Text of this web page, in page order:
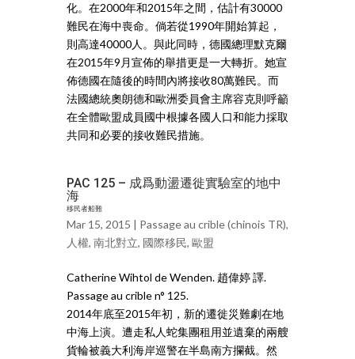
化。在2000年和2015年之間，估計有30000
難民在海中喪命。倘若從1990年開始算起，
則高達40000人。與此同時，德國總理默克爾
在2015年9月宣佈的舉措更是一大轉折。她宣
佈德國在隨後的時間內將接收80萬難民。而
法國總統奧朗德和歐洲委員會主席容克則呼籲
在全體歐盟成員國中根據各國人口和能力採取
共同和必要的接收難民措施。
PAC 125 – 成爲動盪遷徙實驗室的地中
海
移民者船難
Mar 15, 2015 | Passage au crible (chinois TR),
人權, 南北對立, 國際移民, 歐盟
Catherine Wihtol de Wenden. 趙偉婷 譯.
Passage au crible n° 125.
2014年底至2015年初，新的遷徙災難劇在地
中海上演。遭走私人蛇集團租用並遺棄的兩艘
貨輪被義大利海岸巡警在半島南方攔截。然